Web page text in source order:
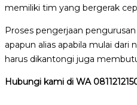
memiliki tim yang bergerak
Proses pengerjaan
apapun alias apabila mulai
harus dikantongi juga
Hubungi kami di WA